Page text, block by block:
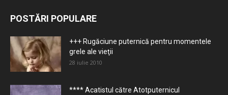
POSTĂRI POPULARE
+++ Rugăciune puternică pentru momentele
grele ale vieţii
28 iulie 2010
**** Acatistul către Atotputernicul